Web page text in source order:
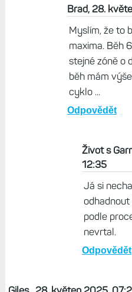
Brad, 28.
Myslím, že to
maxima. Běh
stejné zóně o
běh mám
cyklo ...
Odpovědět
Život s
12:35
Já si
podle
nevrtal.
Odpovědět